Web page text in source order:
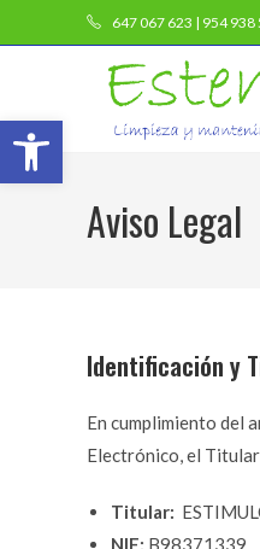
647 067 623 | 954 938
Aviso Legal
Identificación y
En cumplimiento del
Electrónico, el
Titular:
NIF: B98371339
Abrir barra de